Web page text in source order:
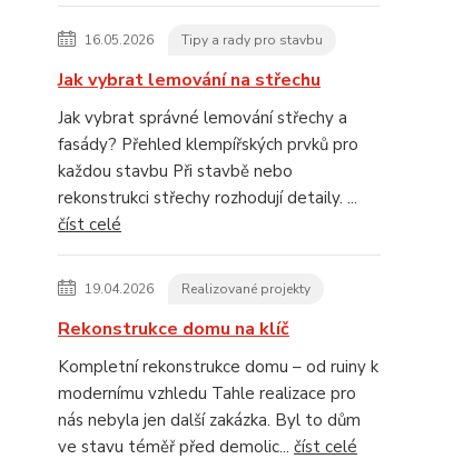
16.05.2026 Tipy a rady pro stavbu
Jak vybrat lemování na střechu
Jak vybrat správné lemování střechy a
fasády? Přehled klempířských prvků pro
každou stavbu Při stavbě nebo
rekonstrukci střechy rozhodují detaily. ...
číst celé
19.04.2026 Realizované projekty
Rekonstrukce domu na klíč
Kompletní rekonstrukce domu – od ruiny k
modernímu vzhledu Tahle realizace pro
nás nebyla jen další zakázka. Byl to dům
ve stavu téměř před demolic... číst celé